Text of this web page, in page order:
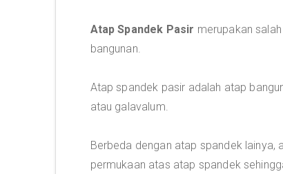
Atap Spandek Pasir merupakan
bangunan.
Atap spandek pasir adalah atap
atau galavalum.
Berbeda dengan atap spandek lainya,
permukaan atas atap spandek